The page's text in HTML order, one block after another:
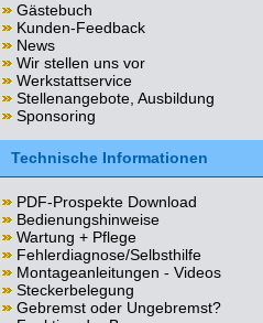
Gästebuch
Kunden-Feedback
News
Wir stellen uns vor
Werkstattservice
Stellenangebote, Ausbildung
Sponsoring
Technische Informationen
PDF-Prospekte Download
Bedienungshinweise
Wartung + Pflege
Fehlerdiagnose/Selbsthilfe
Montageanleitungen - Videos
Steckerbelegung
Gebremst oder Ungebremst?